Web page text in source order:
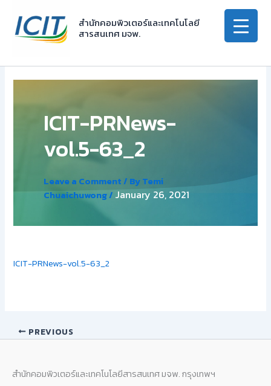
content
สำนักคอมพิวเตอร์และเทคโนโลยี
สารสนเทศ มจพ.
ICIT-PRNews-
vol.5-63_2
Leave a Comment / ByTemi
Chuaichuwong/ January 26, 2021
ICIT-PRNews-vol.5-63_2
PREVIOUS
สำนักคอมพิวเตอร์และเทคโนโลยีสารสนเทศ มจพ. กรุงเทพฯ